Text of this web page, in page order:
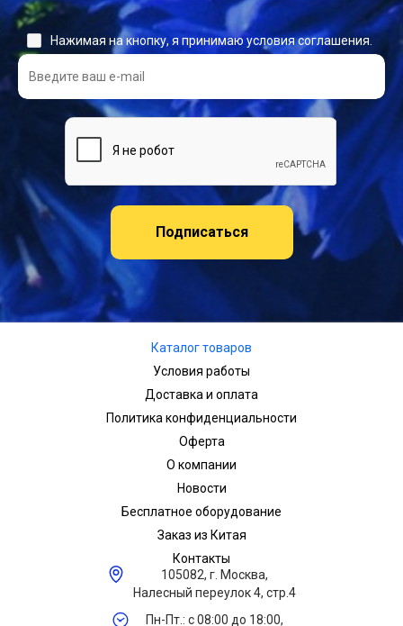
Подписаться
Нажимая на кнопку, я принимаю условия соглашения.
Каталог товаров
Условия работы
Доставка и оплата
Политика конфиденциальности
Оферта
О компании
Новости
Бесплатное оборудование
Заказ из Китая
Контакты
105082, г. Москва,
Налесный переулок 4, стр.4
Пн-Пт.: с 08:00 до 18:00,